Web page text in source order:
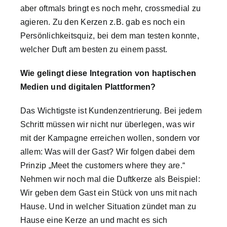
aber oftmals bringt es noch mehr, crossmedial zu
agieren. Zu den Kerzen z.B. gab es noch ein
Persönlichkeitsquiz, bei dem man testen konnte,
welcher Duft am besten zu einem passt.
Wie gelingt diese Integration von haptischen
Medien und digitalen Plattformen?
Das Wichtigste ist Kundenzentrierung. Bei jedem
Schritt müssen wir nicht nur überlegen, was wir
mit der Kampagne erreichen wollen, sondern vor
allem: Was will der Gast? Wir folgen dabei dem
Prinzip „Meet the customers where they are.“
Nehmen wir noch mal die Duftkerze als Beispiel:
Wir geben dem Gast ein Stück von uns mit nach
Hause. Und in welcher Situation zündet man zu
Hause eine Kerze an und macht es sich